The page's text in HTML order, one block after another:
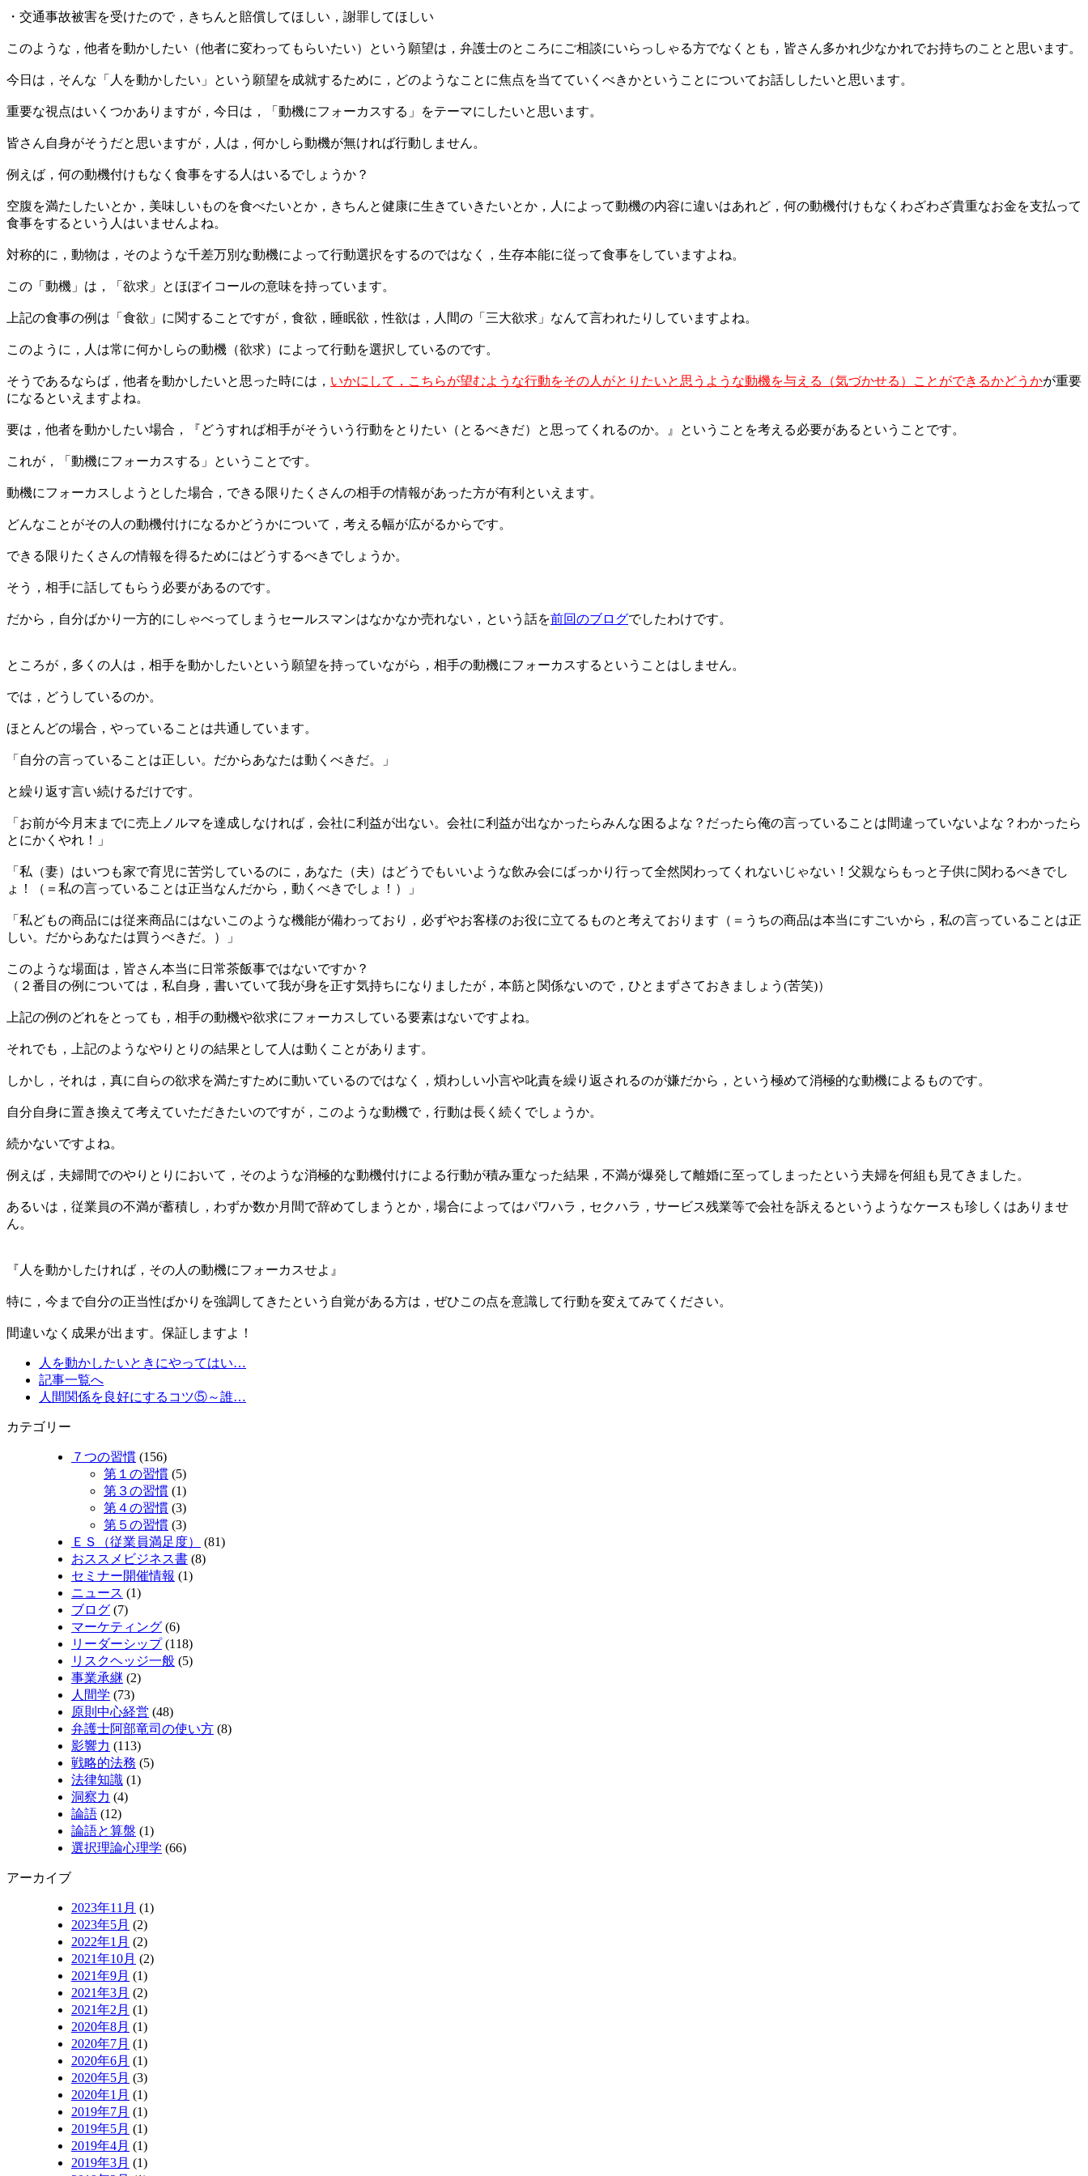
・交通事故被害を受けたので，きちんと賠償してほしい，謝罪してほしい
このような，他者を動かしたい（他者に変わってもらいたい）という願望は，弁護士のところにご相談にいらっしゃる方でなくとも，皆さん多かれ少なかれでお持ちのことと思います。
今日は，そんな「人を動かしたい」という願望を成就するために，どのようなことに焦点を当てていくべきかということについてお話ししたいと思います。
重要な視点はいくつかありますが，今日は，「動機にフォーカスする」をテーマにしたいと思います。
皆さん自身がそうだと思いますが，人は，何かしら動機が無ければ行動しません。
例えば，何の動機付けもなく食事をする人はいるでしょうか？
空腹を満たしたいとか，美味しいものを食べたいとか，きちんと健康に生きていきたいとか，人によって動機の内容に違いはあれど，何の動機付けもなくわざわざ貴重なお金を支払って
食事をするという人はいませんよね。
対称的に，動物は，そのような千差万別な動機によって行動選択をするのではなく，生存本能に従って食事をしていますよね。
この「動機」は，「欲求」とほぼイコールの意味を持っています。
上記の食事の例は「食欲」に関することですが，食欲，睡眠欲，性欲は，人間の「三大欲求」なんて言われたりしていますよね。
このように，人は常に何かしらの動機（欲求）によって行動を選択しているのです。
そうであるならば，他者を動かしたいと思った時には， いかにして，こちらが望むような行動をその人がとりたいと思うような動機を与える（気づかせる）ことができるかどうかが重要
になるといえますよね。
要は，他者を動かしたい場合，『どうすれば相手がそういう行動をとりたい（とるべきだ）と思ってくれるのか。』ということを考える必要があるということです。
これが，「動機にフォーカスする」ということです。
動機にフォーカスしようとした場合，できる限りたくさんの相手の情報があった方が有利といえます。
どんなことがその人の動機付けになるかどうかについて，考える幅が広がるからです。
できる限りたくさんの情報を得るためにはどうするべきでしょうか。
そう，相手に話してもらう必要があるのです。
だから，自分ばかり一方的にしゃべってしまうセールスマンはなかなか売れない，という話を前回のブログでしたわけです。
ところが，多くの人は，相手を動かしたいという願望を持っていながら，相手の動機にフォーカスするということはしません。
では，どうしているのか。
ほとんどの場合，やっていることは共通しています。
「自分の言っていることは正しい。だからあなたは動くべきだ。」
と繰り返す言い続けるだけです。
「お前が今月末までに売上ノルマを達成しなければ，会社に利益が出ない。会社に利益が出なかったらみんな困るよな？だったら俺の言っていることは間違っていないよな？わかったら
とにかくやれ！」
「私（妻）はいつも家で育児に苦労しているのに，あなた（夫）はどうでもいいような飲み会にばっかり行って全然関わってくれないじゃない！父親ならもっと子供に関わるべきでし
ょ！（＝私の言っていることは正当なんだから，動くべきでしょ！）」
「私どもの商品には従来商品にはないこのような機能が備わっており，必ずやお客様のお役に立てるものと考えております（＝うちの商品は本当にすごいから，私の言っていることは正
しい。だからあなたは買うべきだ。）」
このような場面は，皆さん本当に日常茶飯事ではないですか？
（２番目の例については，私自身，書いていて我が身を正す気持ちになりましたが，本筋と関係ないので，ひとまずさておきましょう(苦笑)）
上記の例のどれをとっても，相手の動機や欲求にフォーカスしている要素はないですよね。
それでも，上記のようなやりとりの結果として人は動くことがあります。
しかし，それは，真に自らの欲求を満たすために動いているのではなく，煩わしい小言や叱責を繰り返されるのが嫌だから，という極めて消極的な動機によるものです。
自分自身に置き換えて考えていただきたいのですが，このような動機で，行動は長く続くでしょうか。
続かないですよね。
例えば，夫婦間でのやりとりにおいて，そのような消極的な動機付けによる行動が積み重なった結果，不満が爆発して離婚に至ってしまったという夫婦を何組も見てきました。
あるいは，従業員の不満が蓄積し，わずか数か月間で辞めてしまうとか，場合によってはパワハラ，セクハラ，サービス残業等で会社を訴えるというようなケースも珍しくはありませ
ん。
『人を動かしたければ，その人の動機にフォーカスせよ』
特に，今まで自分の正当性ばかりを強調してきたという自覚がある方は，ぜひこの点を意識して行動を変えてみてください。
間違いなく成果が出ます。保証しますよ！
人を動かしたいときにやってはい…
記事一覧へ
人間関係を良好にするコツ⑤～誰…
カテゴリー
７つの習慣 (156)
第１の習慣 (5)
第３の習慣 (1)
第４の習慣 (3)
第５の習慣 (3)
ＥＳ（従業員満足度）
(81)
おススメビジネス書 (8)
セミナー開催情報 (1)
ニュース (1)
ブログ (7)
マーケティング (6)
リーダーシップ(118)
リスクヘッジ一般 (5)
事業承継 (2)
人間学 (73)
原則中心経営 (48)
弁護士阿部竜司の使い方 (8)
影響力 (113)
戦略的法務 (5)
法律知識 (1)
洞察力 (4)
論語 (12)
論語と算盤 (1)
選択理論心理学 (66)
アーカイブ
2023年11月 (1)
2023年5月 (2)
2022年1月 (2)
2021年10月 (2)
2021年9月 (1)
2021年3月 (2)
2021年2月 (1)
2020年8月 (1)
2020年7月 (1)
2020年6月 (1)
2020年5月 (3)
2020年1月 (1)
2019年7月 (1)
2019年5月 (1)
2019年4月 (1)
2019年3月 (1)